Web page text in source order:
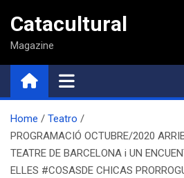
contenido
Catacultural
Magazine
Home
Teatro
PROGRAMACIÓ OCTUBRE/2020
TEATRE DE BARCELONA i UN
ELLES #COSASDE CHICAS